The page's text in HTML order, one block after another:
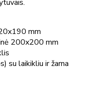
mm
200x200 mm
su laikikliu ir žarna